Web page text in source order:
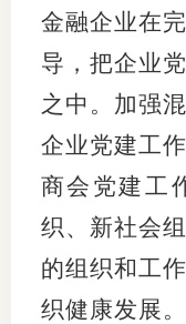
金融企业在
导，把企业
之中。加强
企业党建工
商会党建工
织、新社会
的组织和工
织健康发展